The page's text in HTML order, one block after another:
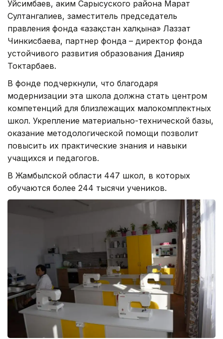
Уйсимбаев, аким Сарысуского района Марат
Султангалиев, заместитель председатель
правления фонда «Қазақстан халқына» Лаззат
Чинкисбаева, партнер фонда – директор фонда
устойчивого развития образования Данияр
Токтарбаев.
В фонде подчеркнули, что благодаря
модернизации эта школа должна стать центром
компетенций для близлежащих малокомплектных
школ. Укрепление материально-технической базы,
оказание методологической помощи позволит
повысить их практические знания и навыки
учащихся и педагогов.
В Жамбылской области 447 школ, в которых
обучаются более 244 тысячи учеников.